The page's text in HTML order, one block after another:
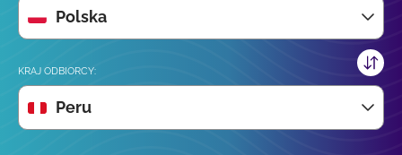
Polska
KRAJ ODBIORCY:
Peru